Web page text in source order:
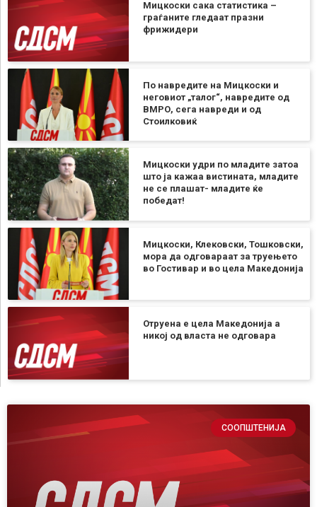
Мицкоски сака статистика –
граѓаните гледаат празни
фрижидери
По навредите на Мицкоски и
неговиот „талог“, навредите од
ВМРО, сега навреди и од
Стоилковиќ
Мицкоски удри по младите затоа
што ја кажаа вистината, младите
не се плашат- младите ќе
победат!
Мицкоски, Клековски, Тошковски,
мора да одговараат за труењето
во Гостивар и во цела Македонија
Отруена е цела Македонија а
никој од власта не одговара
СООПШТЕНИЈА